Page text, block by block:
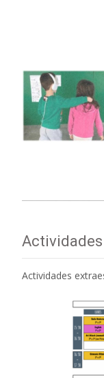
Actividades